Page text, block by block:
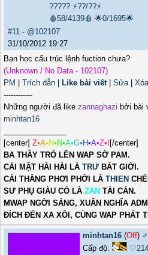
????? ⚡??/??⚡
🩸58/4139🩸 🌟0/1695🌟
#11 - @102107
31/10/2012 19:27
Bạn học cấu trúc lệnh fuction chưa?
(Unknown / No Data - 102107)
PM
Trích dẫn Like bài viết| Sửa| Xóa
------------
Những người đã like zannaghazi bởi bài
minhtan16
[center] Z•A• N• N•A•G• H•A•Z• [/center]
BA THẦY TRÒ LÊN WAP SỜ PAM.
CÁI MẶT HÀI HÀI LÀ TRƯ BÁT GIỚI.
CÁI THẰNG PHƠI PHỚI LÀ THIEN
SƯ PHỤ GIÀU CÓ LÀ ZAN TÀI CÁN.
MWAP NGỜI SÁNG, XUÂN NGHĨA
ĐÍCH ĐẾN XA XÔI, CÙNG WAP PHÁT
minhtan16 (Off) ♂️
Cấp độ: